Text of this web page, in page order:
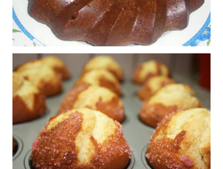
0
Gâteau
aux
framboises
Publié le
07/07/2015
à 17:50
Brookies (brownie +
cookie)
Publié le 27/06/2015 à 9:55